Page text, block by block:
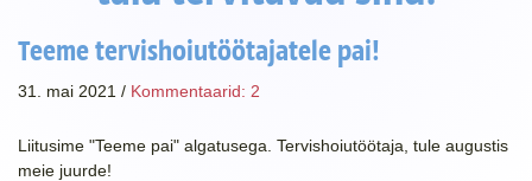
Teeme tervishoiutöötajatele pai!
31. mai 2021 / Kommentaarid: 2
Liitusime "Teeme pai" algatusega. Tervishoiutöötaja, tule augustis
meie juurde!